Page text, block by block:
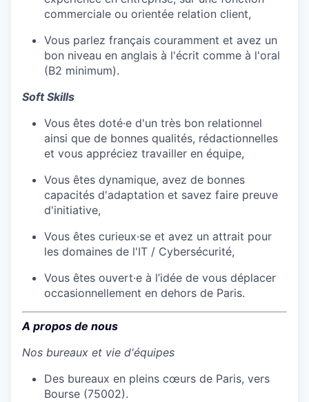
commerciale ou orientée relation client,
Vous parlez français couramment et avez un
bon niveau en anglais à l'écrit comme à l'oral
(B2 minimum).
Soft Skills
Vous êtes doté·e d'un très bon relationnel
ainsi que de bonnes qualités, rédactionnelles
et vous appréciez travailler en équipe,
Vous êtes dynamique, avez de bonnes
capacités d'adaptation et savez faire preuve
d'initiative,
Vous êtes curieux·se et avez un attrait pour
les domaines de l'IT / Cybersécurité,
Vous êtes ouvert·e à l’idée de vous déplacer
occasionnellement en dehors de Paris.
A propos de nous
Nos bureaux et vie d'équipes
Des bureaux en pleins cœurs de Paris, vers
Bourse (75002).